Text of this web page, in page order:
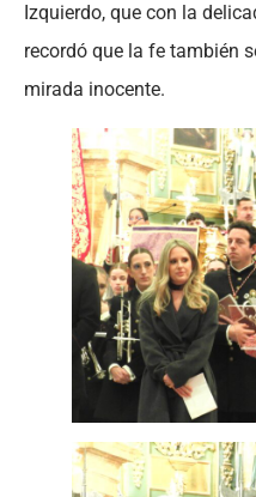
Izquierdo, que con la
recordó que la fe también
mirada inocente.